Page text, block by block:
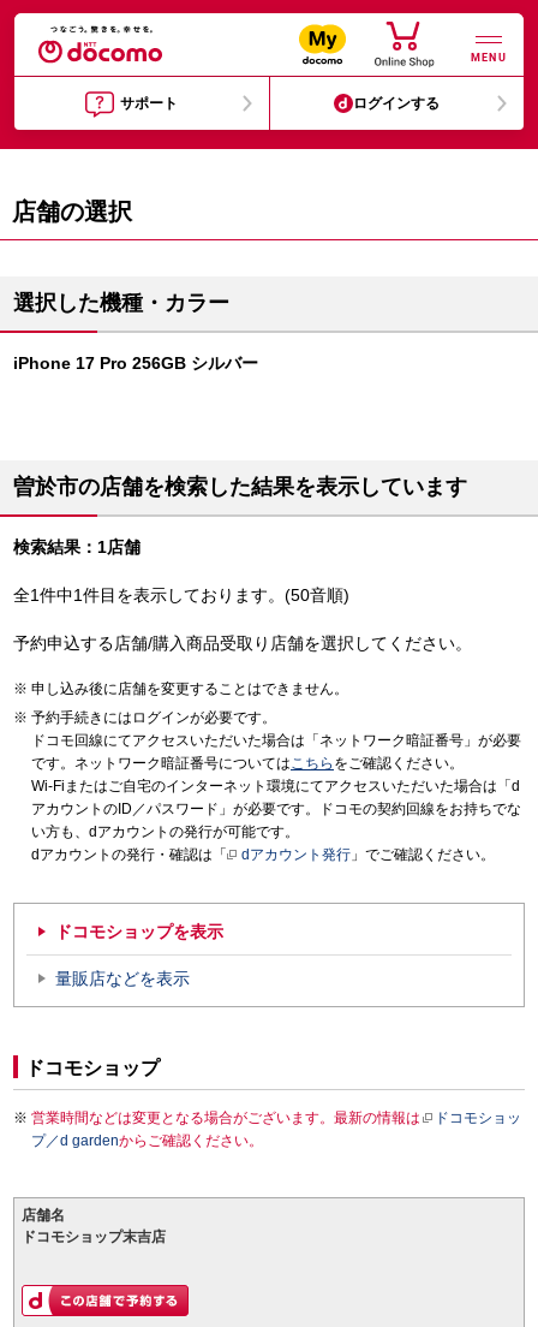
MENU
サポート ログインする
店舗の選択
選択した機種・カラー
iPhone 17 Pro 256GB シルバー
曽於市の店舗を検索した結果を表示しています
検索結果：1店舗
全1件中1件目を表示しております。(50音順)
予約申込する店舗/購入商品受取り店舗を選択してください。
申し込み後に店舗を変更することはできません。
予約手続きにはログインが必要です。
ドコモ回線にてアクセスいただいた場合は「ネットワーク暗証番号」が必要
です。ネットワーク暗証番号についてはこちら をご確認ください。
Wi-Fiまたはご自宅のインターネット環境にてアクセスいただいた場合は「d
アカウントのID／パスワード」が必要です。ドコモの契約回線をお持ちでな
い方も、dアカウントの発行が可能です。
dアカウントの発行・確認は「
dアカウント発行 」でご確認ください。
ドコモショップを表示
量販店などを表示
ドコモショップ
営業時間などは変更となる場合がございます。最新の情報は
ドコモショッ
プ／d gardenからご確認ください。
店舗名
ドコモショップ末吉店